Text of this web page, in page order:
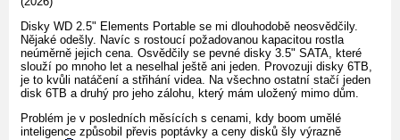
Disky WD 2.5" Elements Portable se mi dlouhodobě neosvědčily.
Nějaké odešly. Navíc s rostoucí požadovanou kapacitou rostla
neúměrně jejich cena. Osvědčily se pevné disky 3.5" SATA, které
slouží po mnoho let a neselhal ještě ani jeden. Provozuji disky 6TB,
je to kvůli natáčení a střihání videa. Na všechno ostatní stačí jeden
disk 6TB a druhý pro jeho zálohu, který mám uložený mimo dům.
Problém je v posledních měsících s cenami, kdy boom umělé
inteligence způsobil převis poptávky a ceny disků šly výrazně